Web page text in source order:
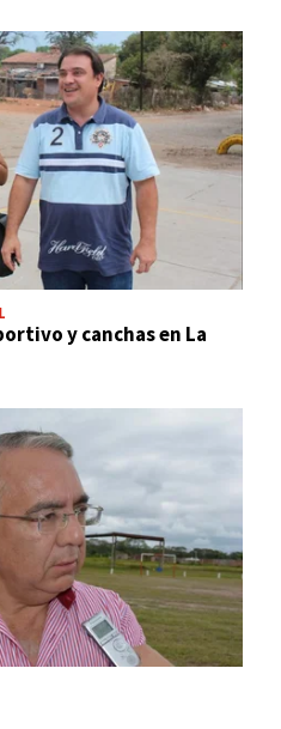
y canchas en La